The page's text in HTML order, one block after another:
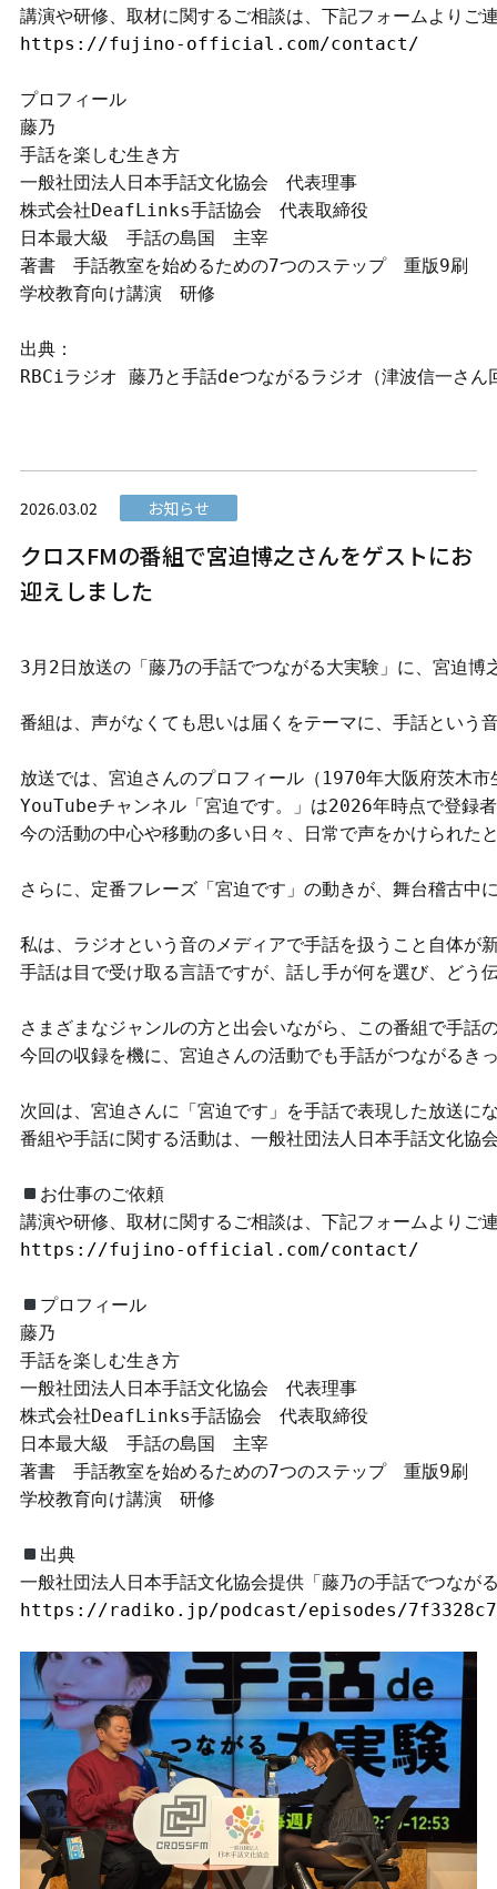
https://fujino-official.com/contact/
プロフィール
藤乃
手話を楽しむ生き方
一般社団法人日本手話文化協会　代表理事
株式会社DeafLinks手話協会　代表取締役
日本最大級　手話の島国　主宰
著書　手話教室を始めるための7つのステップ　重版9刷
学校教育向け講演　研修
出典：
RBCiラジオ 藤乃と手話deつながるラジオ（津波信一さん
2026.03.02 お知らせ
クロスFMの番組で宮迫博之さんをゲストにお
迎えしました
3月2日放送の「藤乃の手話でつながる大実験」に、宮迫博
番組は、声がなくても思いは届くをテーマに、手話という
放送では、宮迫さんのプロフィール（1970年大阪府茨木
YouTubeチャンネル「宮迫です。」は2026年時点で登録
今の活動の中心や移動の多い日々、日常で声をかけられた
さらに、定番フレーズ「宮迫です」の動きが、舞台稽古
私は、ラジオという音のメディアで手話を扱うこと自体が
手話は目で受け取る言語ですが、話し手が何を選び、どう
さまざまなジャンルの方と出会いながら、この番組で手話
今回の収録を機に、宮迫さんの活動でも手話がつながるき
次回は、宮迫さんに「宮迫です」を手話で表現した放送に
番組や手話に関する活動は、一般社団法人日本手話文化協
お仕事のご依頼
https://fujino-official.com/contact/
プロフィール
藤乃
手話を楽しむ生き方
一般社団法人日本手話文化協会　代表理事
株式会社DeafLinks手話協会　代表取締役
日本最大級　手話の島国　主宰
著書　手話教室を始めるための7つのステップ　重版9刷
学校教育向け講演　研修
出典
https://radiko.jp/podcast/episodes/7f3328c7-